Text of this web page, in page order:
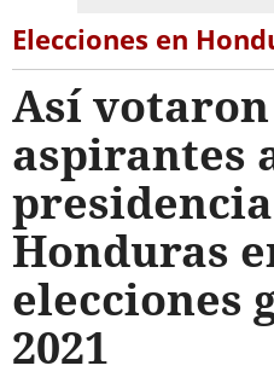
Elecciones en
Así
aspirantes
Honduras
elecciones
2021